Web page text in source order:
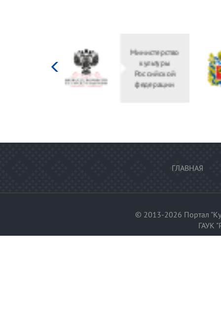
Министерство
культуры
Российской
федерации
ГЛАВНАЯ
© 2013-2026 Портал
ГАУК